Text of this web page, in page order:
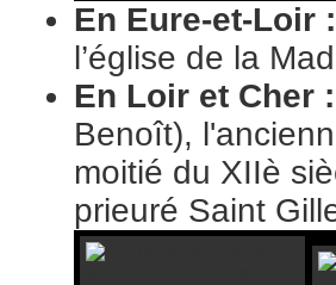
En Eure-et-Loir
l’église de la
En Loir et Cher
Benoît),
moitié du XIIè
prieuré Saint